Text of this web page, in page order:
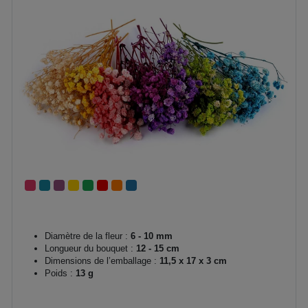
Diamètre de la fleur : 6 - 10 mm
Longueur du bouquet : 12 - 15 cm
Dimensions de l’emballage : 11,5 x 17 x 3 cm
Poids : 13 g